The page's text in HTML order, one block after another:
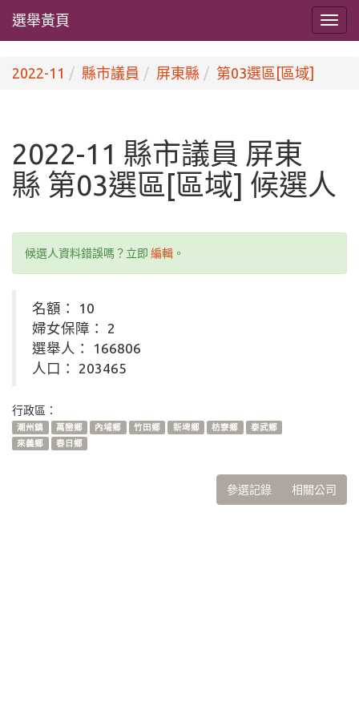
選舉黃頁
2022-11 縣市議員 屏東縣 第03選區[區域]
2022-11 縣市議員 屏東
縣 第03選區[區域] 候選人
候選人資料錯誤嗎？立即 編輯 。
名額： 10
婦女保障： 2
選舉人： 166806
人口： 203465
行政區：
潮州鎮 萬巒鄉 內埔鄉 竹田鄉 新埤鄉 枋寮鄉
泰武鄉
來義鄉
春日鄉
參選記錄 相關公司